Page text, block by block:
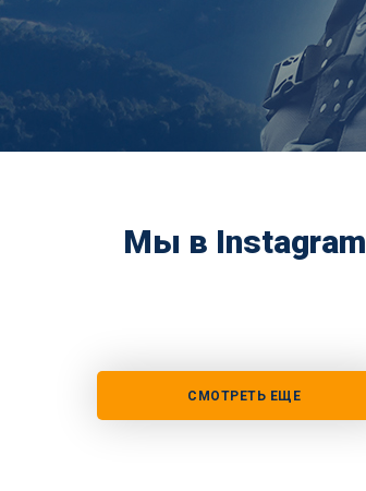
Мы в Instagram
СМОТРЕТЬ ЕЩЕ